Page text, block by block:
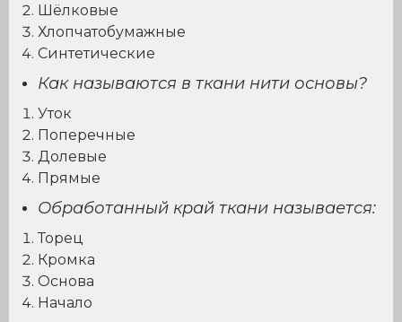
Шёлковые
Хлопчатобумажные
Синтетические
Как называются в ткани нити основы?
Уток
Поперечные
Долевые
Прямые
Обработанный край ткани называется:
Торец
Кромка
Основа
Начало